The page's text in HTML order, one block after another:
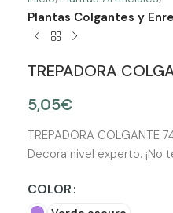
Plantas Colgantes y
TREPADORA
5,05€
TREPADORA COLGANTE
Decora nivel experto. ¡No
COLOR